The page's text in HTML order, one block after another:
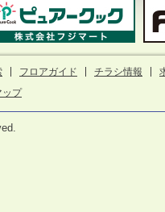
フロアガイド チラシ情報
ップ